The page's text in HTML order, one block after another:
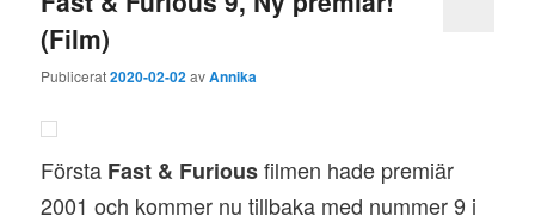
(Film)
Publicerat2020-02-02avAnnika
Första Fast & Furiousfilmen hade premiär
2001 och kommer nu tillbaka med nummer 9 i